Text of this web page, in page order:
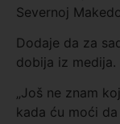
Severnoj
Dodaje da za
dobija iz medija.
„Još ne znam
kada ću moći da